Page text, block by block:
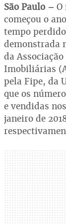
São Paulo –
começou o
tempo
demonstrada
da
Imobiliárias
pela Fipe, da
que os
e vendidas
janeiro de